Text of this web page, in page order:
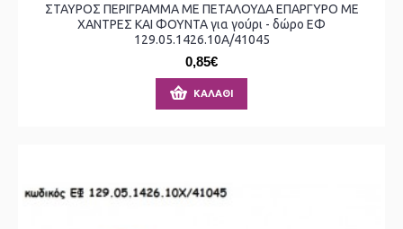
ΣΤΑΥΡΟΣ ΠΕΡΙΓΡΑΜΜΑ ΜΕ ΠΕΤΑΛΟΥΔΑ ΕΠΑΡΓΥΡΟ ΜΕ
ΧΑΝΤΡΕΣ ΚΑΙ ΦΟΥΝΤΑ για γούρι - δώρο ΕΦ
129.05.1426.10Α/41045
0,85€
ΚΑΛΆΘΙ